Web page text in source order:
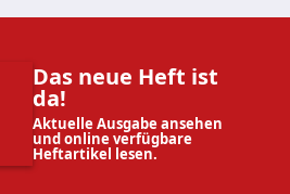
Das neue Heft ist
da!
Aktuelle Ausgabe ansehen
und online verfügbare
Heftartikel lesen.